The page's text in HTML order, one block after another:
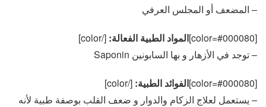
– المضعف أو المجلس العرفي
[color=#000080] المواد الطبية الفعالة: [/color]
– توجد في الأزهار و بها السابونين Saponin
[color=#000080] الفوائد الطبية: [/color]
– يستعمل لعلاج الزكام والدوار و ضعف القلب بوصفة طبية لأنه